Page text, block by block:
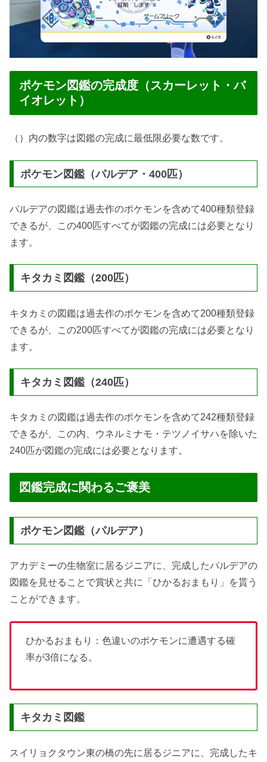
ポケモン図鑑の完成度（スカーレット・バ
イオレット）
（）内の数字は図鑑の完成に最低限必要な数です。
ポケモン図鑑（パルデア・400匹）
パルデアの図鑑は過去作のポケモンを含めて400種類登録
できるが、この400匹すべてが図鑑の完成には必要となり
ます。
キタカミ図鑑（200匹）
キタカミの図鑑は過去作のポケモンを含めて200種類登録
できるが、この200匹すべてが図鑑の完成には必要となり
ます。
キタカミ図鑑（240匹）
キタカミの図鑑は過去作のポケモンを含めて242種類登録
できるが、この内、ウネルミナモ・テツノイサハを除いた
240匹が図鑑の完成には必要となります。
図鑑完成に関わるご褒美
ポケモン図鑑（パルデア）
アカデミーの生物室に居るジニアに、完成したパルデアの
図鑑を見せることで賞状と共に「ひかるおまもり」を貰う
ことができます。
ひかるおまもり：色違いのポケモンに遭遇する確
率が3倍になる。
キタカミ図鑑
スイリョクタウン東の橋の先に居るジニアに、完成したキ